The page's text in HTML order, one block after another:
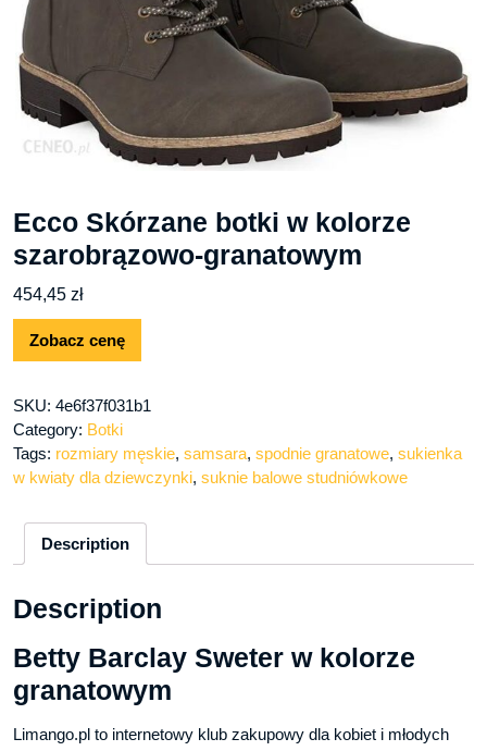
Ecco Skórzane botki w kolorze
szarobrązowo-granatowym
454,45 zł
Zobacz cenę
SKU: 4e6f37f031b1
Category: Botki
Tags: rozmiary męskie, samsara, spodnie granatowe, sukienka
w kwiaty dla dziewczynki, suknie balowe studniówkowe
Description
Description
Betty Barclay Sweter w kolorze
granatowym
Limango.pl to internetowy klub zakupowy dla kobiet i młodych